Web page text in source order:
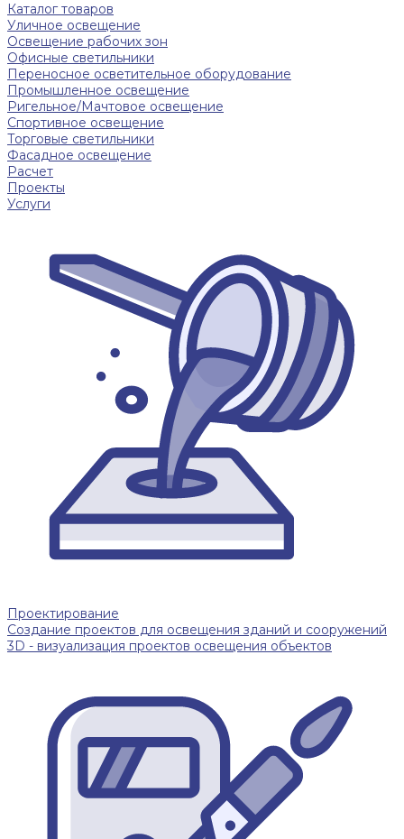
Каталог товаров
Уличное освещение
Освещение рабочих зон
Офисные светильники
Переносное осветительное оборудование
Промышленное освещение
Ригельное/Мачтовое освещение
Спортивное освещение
Торговые светильники
Фасадное освещение
Расчет
Проекты
Услуги
Проектирование
Создание проектов для освещения зданий и сооружений
3D - визуализация проектов освещения объектов